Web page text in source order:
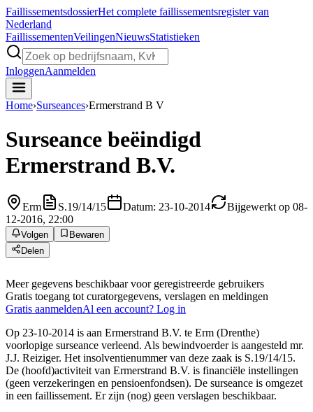
FaillissementsdossierHet complete faillissementsregister van
Nederland
FaillissementenVeilingenNieuwsStatistieken
InloggenAanmelden
Home›Surseances›Ermerstrand B V
Surseance beëindigd
Ermerstrand B.V.
Erm S.19/14/15 Datum: 23-10-2014
Bijgewerkt op 08-
12-2016, 22:00
Volgen
Bewaren
Delen
Meer gegevens beschikbaar voor geregistreerde gebruikers
Gratis toegang tot curatorgegevens, verslagen en meldingen
Gratis aanmeldenAl een account? Log in
Op 23-10-2014 is aan Ermerstrand B.V. te Erm (Drenthe)
voorlopige surseance verleend. Als bewindvoerder is aangesteld mr.
J.J. Reiziger. Het insolventienummer van deze zaak is S.19/14/15.
De (hoofd)activiteit van Ermerstrand B.V. is financiële instellingen
(geen verzekeringen en pensioenfondsen). De surseance is omgezet
in een faillissement. Er zijn (nog) geen verslagen beschikbaar.